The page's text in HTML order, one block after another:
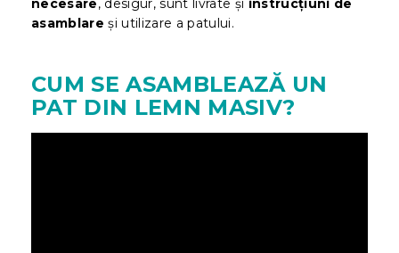
necesare, desigur, sunt livrate și instrucțiuni de
asamblare și utilizare a patului.
CUM SE ASAMBLEAZĂ UN
PAT DIN LEMN MASIV?